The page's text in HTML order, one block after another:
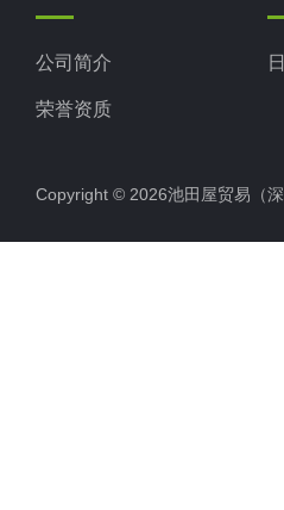
公司简介
荣誉资质
Copyright © 2026池田屋贸易（